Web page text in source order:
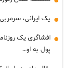
یک ایرانی،
افشاگری یک
پول به او…